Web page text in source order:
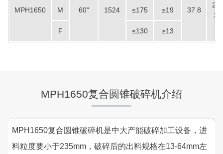
MPH1650 60" 1524 37.8
M ≤175 ≥19
F ≤130 ≥13
MPH1650复合圆锥破碎机介绍
MPH1650复合圆锥破碎机是中大产能破碎加工设备，进
料粒度要小于235mm，破碎后的出料规格在13-64mm左